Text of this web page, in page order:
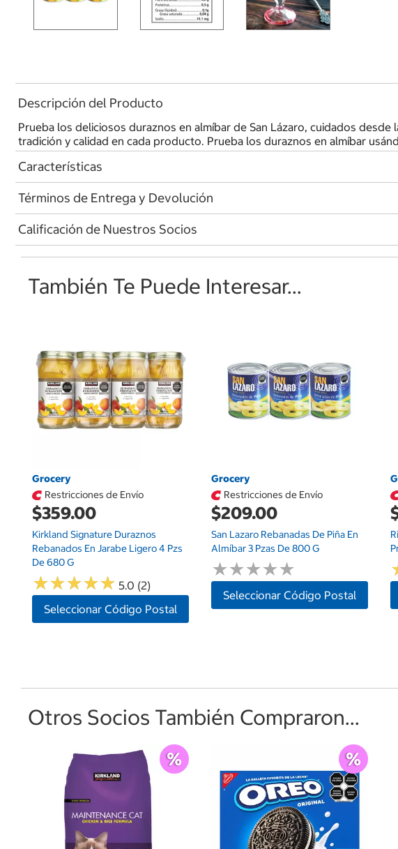
Descripción del Producto
Prueba los deliciosos duraznos en almíbar de San Lázaro, cuidados
tradición y calidad en cada producto. Prueba los duraznos en almíbar
Características
Términos de Entrega y Devolución
Calificación de Nuestros Socios
También Te Puede Interesar...
Grocery
Restricciones de Envío
$359.00
Kirkland Signature Duraznos
Rebanados En Jarabe Ligero 4 Pzs
De 680 G
★★★★★
★★★★★ 5.0 (2)
Seleccionar Código Postal
Grocery
Restricciones de Envío
$209.00
San Lazaro Rebanadas De Piña En
Almíbar 3 Pzas De 800 G
★★★★★
★★★★★
Seleccionar Código Postal
Otros Socios También Compraron...